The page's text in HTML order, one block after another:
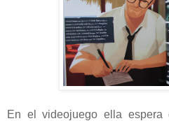
En el videojuego ella